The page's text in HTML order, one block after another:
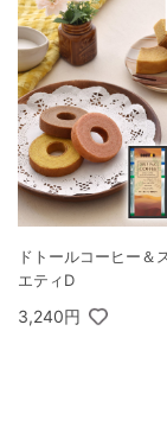
ドトールコーヒー＆
エティD
3,240円